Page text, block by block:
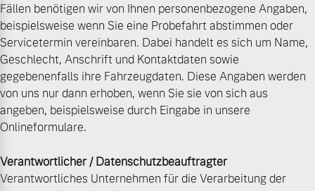
Mild-Hybrid
4 Modelle
Geschäftskunden
Geschäftskunden
Volvo Gebrauchtwagenbörse
Gebrauchtwagen
Aktuelle Zubehörangebote
Zubehörkatalog
Unser Team
Kontakt und Anfahrt
Unsere News & Events
Fällen benötigen wir von Ihnen personenbezogene Angaben,
beispielsweise wenn Sie eine Probefahrt abstimmen oder
Servicetermin vereinbaren. Dabei handelt es sich um Name,
Geschlecht, Anschrift und Kontaktdaten sowie
gegebenenfalls ihre Fahrzeugdaten. Diese Angaben werden
von uns nur dann erhoben, wenn Sie sie von sich aus
angeben, beispielsweise durch Eingabe in unsere
Onlineformulare.
Verantwortlicher / Datenschutzbeauftragter
Verantwortliches Unternehmen für die Verarbeitung der